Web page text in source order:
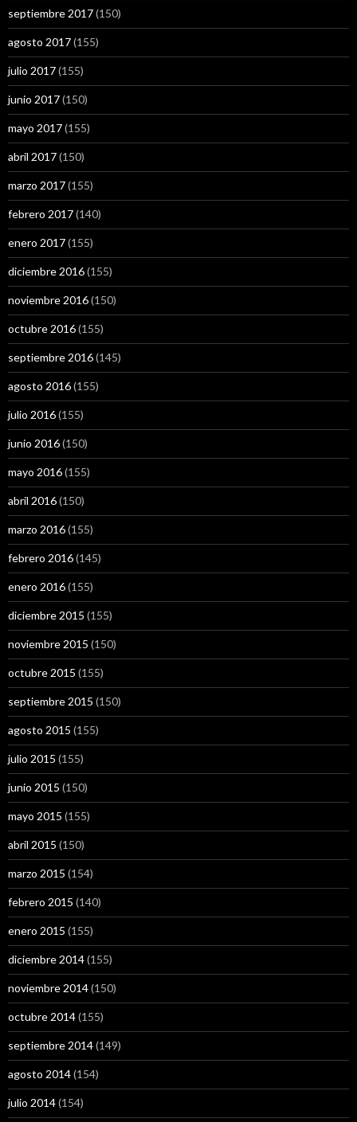
septiembre 2017(150)
agosto 2017(155)
julio 2017(155)
junio 2017(150)
mayo 2017(155)
abril 2017(150)
marzo 2017(155)
febrero 2017(140)
enero 2017(155)
diciembre 2016(155)
noviembre 2016(150)
octubre 2016(155)
septiembre 2016(145)
agosto 2016(155)
julio 2016(155)
junio 2016(150)
mayo 2016(155)
abril 2016(150)
marzo 2016(155)
febrero 2016(145)
enero 2016(155)
diciembre 2015 (155)
noviembre 2015 (150)
octubre 2015 (155)
septiembre 2015 (150)
agosto 2015 (155)
julio 2015 (155)
junio 2015 (150)
mayo 2015 (155)
abril 2015 (150)
marzo 2015 (154)
febrero 2015 (140)
enero 2015 (155)
diciembre 2014(155)
noviembre 2014(150)
octubre 2014(155)
septiembre 2014(149)
agosto 2014(154)
julio 2014(154)